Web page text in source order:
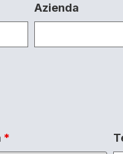
Azienda
*